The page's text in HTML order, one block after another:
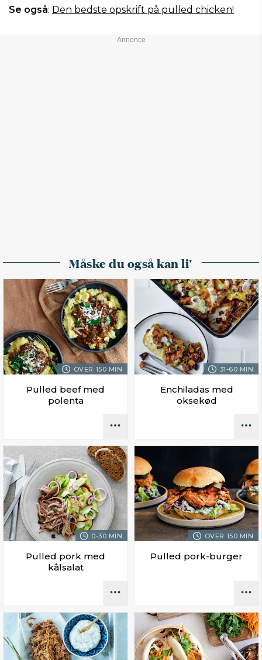
Se også: Den bedste opskrift på pulled chicken!
Måske du også kan li'
OVER 150 MIN.
Pulled beef med
polenta
31-60 MIN.
Enchiladas med
oksekød
0-30 MIN.
Pulled pork med
kålsalat
OVER 150 MIN.
Pulled pork-burger